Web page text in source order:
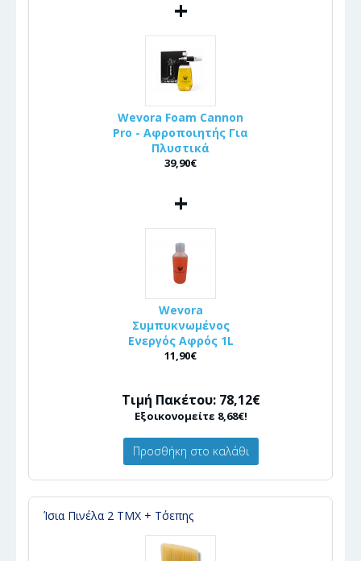
+
Wevora Foam Cannon
Pro - Αφροποιητής Για
Πλυστικά
39,90€
+
Wevora
Συμπυκνωμένος
Ενεργός Αφρός 1L
11,90€
Τιμή Πακέτου: 78,12€
Εξοικονομείτε 8,68€!
Προσθήκη στο καλάθι
Ίσια Πινέλα 2 ΤΜΧ + Τ΄σεπης